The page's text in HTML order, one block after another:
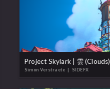
Project Skylark | 雲 (Clouds)
Simon Verstraete | SIDEFX